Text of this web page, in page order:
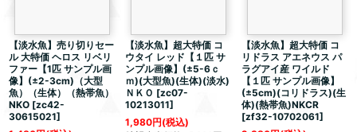
【淡水魚】売り切りセー
ル 大特価 ヘロス リベリ
ファー【1匹 サンプル画
像】(±2-3cm)（大型
魚）（生体）（熱帯魚）
NKO [zc42-
30615021]
【淡水魚】 超大特価コ
ウタイ レッド【１匹 サ
ンプル画像】(±5-6ｃ
ｍ)(大型魚)(生体)(淡水)
ＮＫＯ [zc07-
10213011]
1,980円(税込)
【淡水魚】 超大特価コ
リドラス アエネウス パ
ラグアイ産 ワイルド
【１匹 サンプル画像】
(±5cm)(コリドラス)(生
体)(熱帯魚)NKCR
[zf32-10702061]